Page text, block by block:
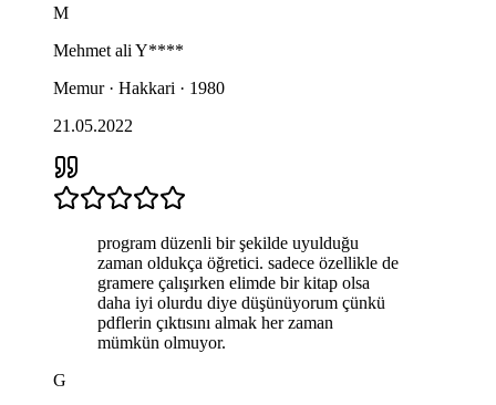
M
Mehmet ali Y****
Memur · Hakkari · 1980
21.05.2022
program düzenli bir şekilde uyulduğu
zaman oldukça öğretici. sadece özellikle de
gramere çalışırken elimde bir kitap olsa
daha iyi olurdu diye düşünüyorum çünkü
pdflerin çıktısını almak her zaman
mümkün olmuyor.
G